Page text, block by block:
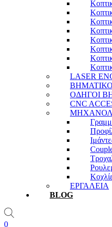
LASER
ΟΔΗΓΟΙ
CNC
ΕΡΓΑΛΕΙΑ
BLOG
0